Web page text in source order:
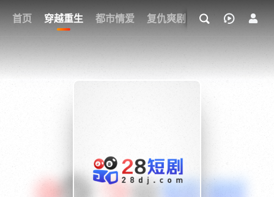
首页 穿越重生 都市情爱 复仇爽剧 玄幻武侠 奇幻
我的观影记录